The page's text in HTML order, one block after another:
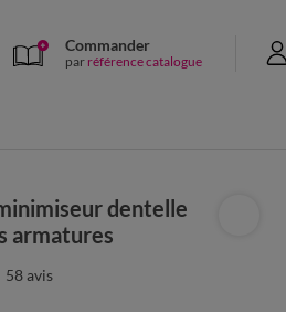
Commander
par référence catalogue
dentelle
armatures
58avis